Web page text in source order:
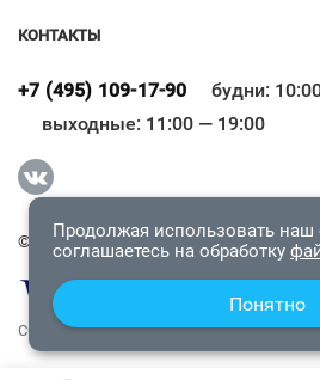
КОНТАКТЫ
+7 (495) 109-17-90
будни:
выходные: 11:00 — 19:00
© 2009-2026 «Водолей Онлайн». Все
СОГЛАШЕНИЕ О
Всё верно
Продолжая использовать наш
соглашаетесь на обработку
Понятно